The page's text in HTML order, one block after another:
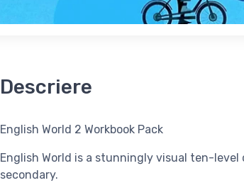
Descriere
English World 2 Workbook Pack
English World is a stunningly visual ten-
secondary.